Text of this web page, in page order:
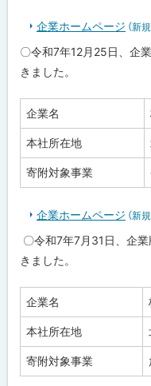
令
和
4
度
実
績
令
和
3
度
績
合
わ
せ
先
・
担
当
窓
企業ホームページ （新
〇令和7年12月25日、企
きました。
企業名
本社所在地
寄附対象事業
企業ホームページ （新
〇令和7年7月31日、企
きました。
企業名
本社所在地
寄附対象事業